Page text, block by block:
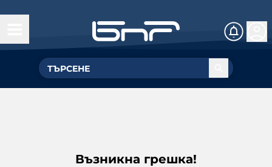
Възникна грешка!